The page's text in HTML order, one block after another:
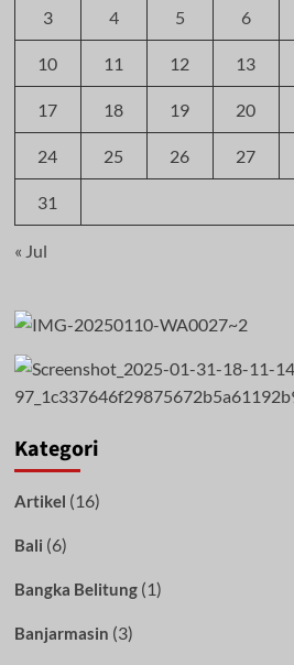
3 4 5 6
10 11 12 13
17 18 19 20
24 25 26 27
31
« Jul
Kategori
Artikel (16)
Bali (6)
Bangka Belitung(1)
Banjarmasin (3)